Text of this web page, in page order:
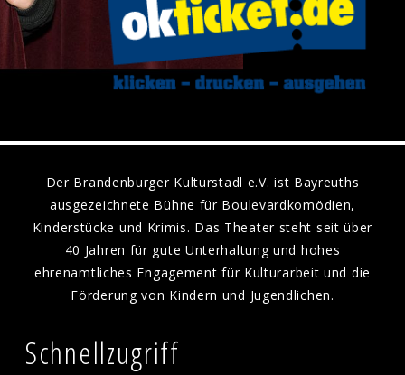
Der Brandenburger Kulturstadl e.V. ist Bayreuths
ausgezeichnete Bühne für Boulevardkomödien,
Kinderstücke und Krimis. Das Theater steht seit über
40 Jahren für gute Unterhaltung und hohes
ehrenamtliches Engagement für Kulturarbeit und die
Förderung von Kindern und Jugendlichen.
Schnellzugriff